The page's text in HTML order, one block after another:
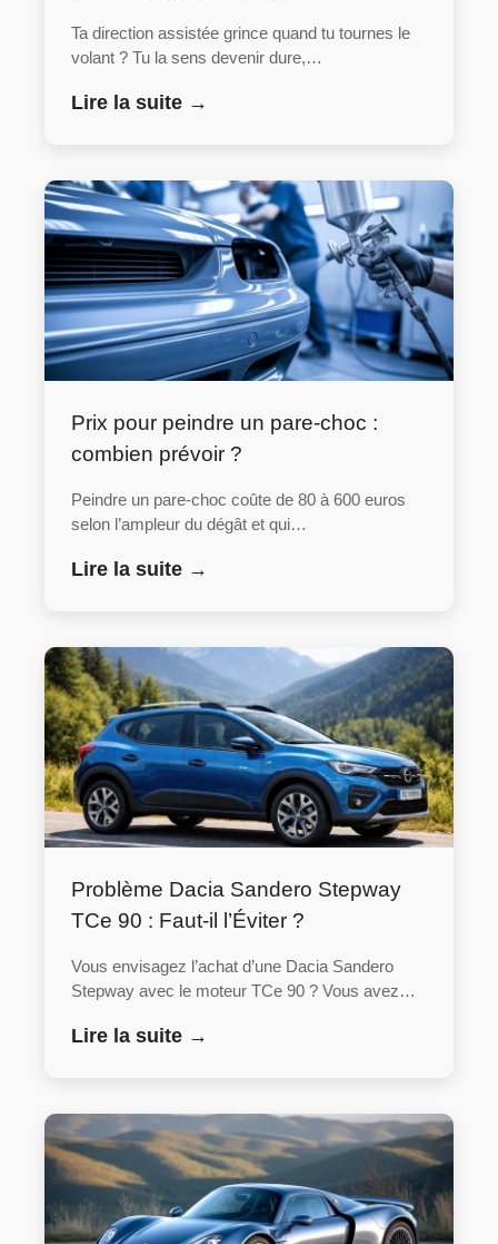
Ta direction assistée grince quand tu tournes le
volant ? Tu la sens devenir dure,…
Lire la suite →
Prix pour peindre un pare-choc :
combien prévoir ?
Peindre un pare-choc coûte de 80 à 600 euros
selon l’ampleur du dégât et qui…
Lire la suite →
Problème Dacia Sandero Stepway
TCe 90 : Faut-il l’Éviter ?
Vous envisagez l’achat d’une Dacia Sandero
Stepway avec le moteur TCe 90 ? Vous avez…
Lire la suite →